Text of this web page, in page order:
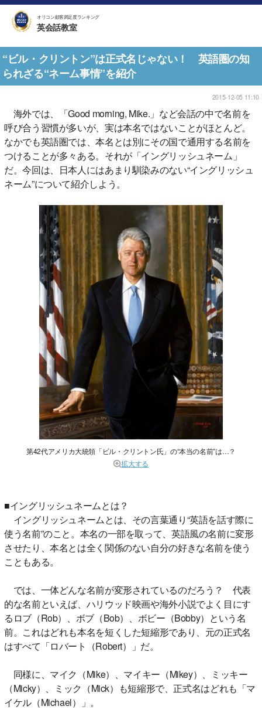
オリコン顧客満足度ランキング
英会話教室
“ビル・クリントン”は正式名じゃない！ 英語圏の知
られざる“ネーム事情”を紹介
2015-12-05 11:10
海外では、「Good morning, Mike.」など会話の中で名前を
呼び合う習慣が多いが、実は本名ではないことがほとんど。
なかでも英語圏では、本名とは別にその国で通用する名前を
つけることが多々ある。それが「イングリッシュネーム」
だ。今回は、日本人にはあまり馴染みのない“イングリッシュ
ネーム”について紹介しよう。
第42代アメリカ大統領「ビル・クリントン氏」の“本当の名前”は…？
拡大する
■イングリッシュネームとは？
イングリッシュネームとは、その言葉通り“英語を話す際に
使う名前”のこと。本名の一部を取って、英語風の名前に変形
させたり、本名とは全く関係のない自分の好きな名前を使う
こともある。
では、一体どんな名前が変形されているのだろう？ 代表
的な名前といえば、ハリウッド映画や海外小説でよく目にす
るロブ（Rob）、ボブ（Bob）、ボビー（Bobby）という名
前。これはどれも本名を短くした短縮形であり、元の正式名
はすべて「ロバート（Robert）」だ。
同様に、マイク（Mike）、マイキー（Mikey）、ミッキー
（Micky）、ミック（Mick）も短縮形で、正式名はどれも「マ
イケル（Michael）」。